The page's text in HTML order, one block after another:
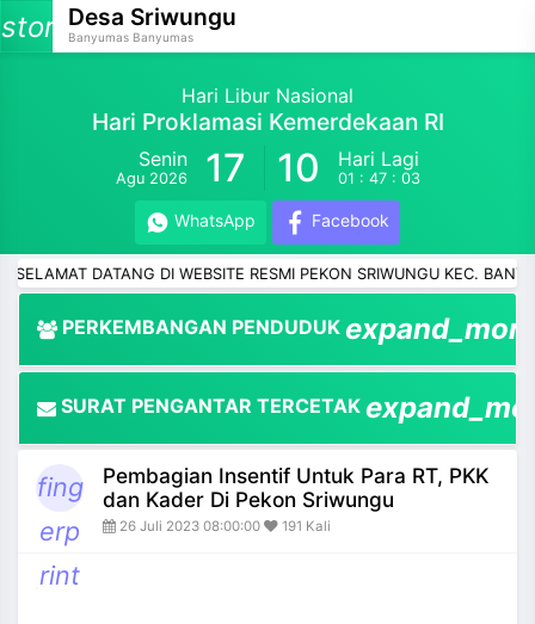
storageDesa Sriwungu
Banyumas Banyumas
Hari Libur Nasional
Hari Proklamasi Kemerdekaan RI
Senin
Agu 2026 17 10 Hari Lagi
01 : 47 : 03
WhatsApp Facebook
DATANG DI WEBSITE RESMI PEKON SRIWUNGU KEC.
PERKEMBANGAN PENDUDUK
SURAT PENGANTAR TERCETAK
fing
erp
rint
Pembagian Insentif Untuk Para RT, PKK
dan Kader Di Pekon Sriwungu
26 Juli 2023 08:00:00 191 Kali